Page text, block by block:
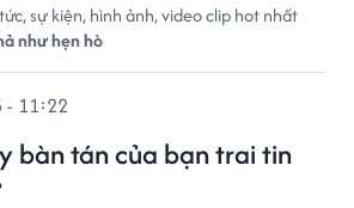
sự kiện, hình ảnh, video clip hot nhất
như hẹn hò
bàn tán của bạn trai tin
- 11:22